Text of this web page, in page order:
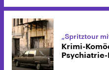
„Spritztour
Krimi-